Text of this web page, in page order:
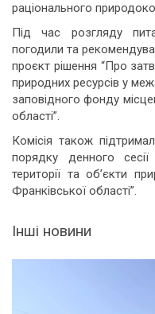
раціонального
Під час розгляду
погодили та
проєкт рішення “Про
природних ресурсів у
заповідного фонду
області”.
Комісія також
порядку денного
території та об’єкти
Франківської області”.
Інші новини